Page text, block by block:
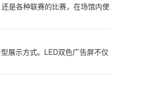
是各种联赛的比赛，在场馆内使
展示方式。LED双色广告屏不仅